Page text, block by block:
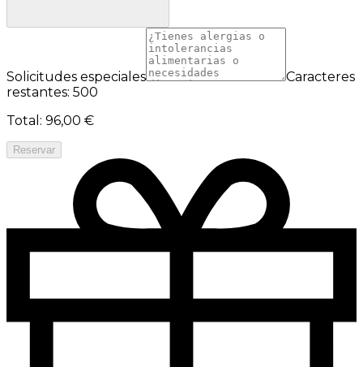
Solicitudes especiales
Caracteres
restantes: 500
Total : 96,00 €
Reservar